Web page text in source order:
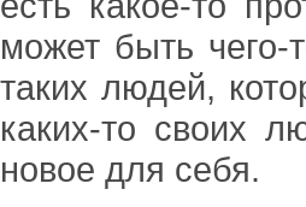
может быть чего-
таких людей,
каких-то своих
новое для себя.